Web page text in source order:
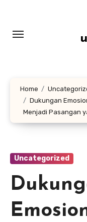
konten
Home
Dukungan
Menjadi Pasangan
Uncategorized